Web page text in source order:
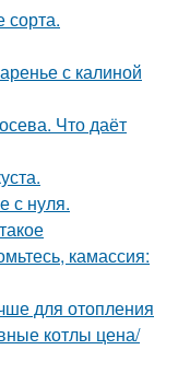
сорта.
с калиной
Что даёт
с нуля.
камассия:
для отопления
котлы цена/